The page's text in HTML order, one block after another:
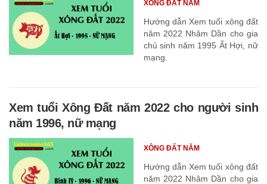
Hướng dẫn Xem tuổi xông đất
năm 2022 Nhâm Dần cho gia
chủ sinh năm 1995 Ất Hợi, nữ
mạng.
XÔNG ĐẤT NĂM
Xem tuổi Xông Đất năm 2022 cho người sinh
năm 1996, nữ mạng
Hướng dẫn Xem tuổi xông đất
năm 2022 Nhâm Dần cho gia
XÔNG ĐẤT NĂM